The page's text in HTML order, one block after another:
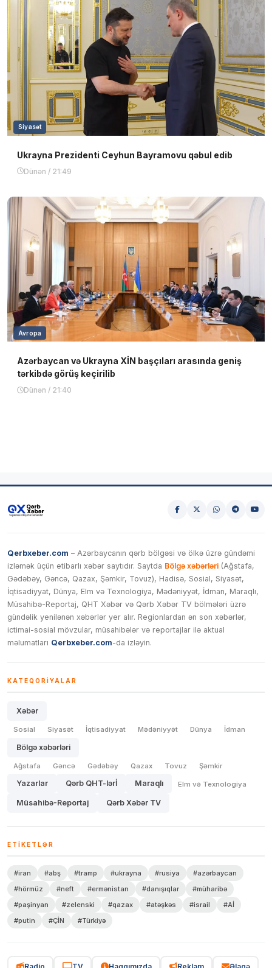
Siyasət
Ukrayna Prezidenti Ceyhun Bayramovu qəbul edib
Dünən / 21:49
Avropa
Azərbaycan və Ukrayna XİN başçıları arasında geniş
tərkibdə görüş keçirilib
Dünən / 21:40
Qerbxeber.com – Azərbaycanın qərb bölgəsi və ölkə üzrə gündəmi
izləmək üçün etibarlı xəbər saytıdır. Saytda Bölgə xəbərləri (Ağstafa,
Gədəbəy, Gəncə, Qazax, Şəmkir, Tovuz), Hadisə, Sosial, Siyasət,
İqtisadiyyat, Dünya, Elm və Texnologiya, Mədəniyyət, İdman, Maraqlı,
Müsahibə-Reportaj, QHT Xəbər və Qərb Xəbər TV bölmələri üzrə
gündəlik yenilənən xəbərlər yer alır. Regionlardan ən son xəbərlər,
ictimai-sosial mövzular, müsahibələr və reportajlar ilə aktual
məlumatları Qerbxeber.com-da izləyin.
KATEQORIYALAR
Xəbər
Sosial Siyasət İqtisadiyyat Mədəniyyət Dünya İdman
Bölgə xəbərləri
Ağstafa Gəncə Gədəbəy Qazax Tovuz Şəmkir
Yazarlar Qərb QHT-lərİ Maraqlı Elm və Texnologiya
Müsahibə-Reportaj Qərb Xəbər TV
ETIKETLƏR
#iran #abş #tramp #ukrayna #rusiya
#azərbaycan
#hörmüz
#neft #ermənistan #danışıqlar
#müharibə
#paşinyan
#zelenski #qazax #atəşkəs #israil
#Aİ
#putin
#ÇİN #Türkiyə